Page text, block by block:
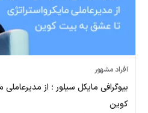
افراد مشهور
بیوگرافی مایکل سیلور ؛ از
کوین